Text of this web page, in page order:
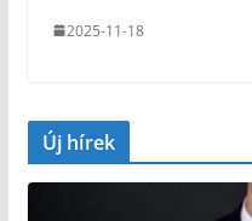
2025-11-18
Új hírek